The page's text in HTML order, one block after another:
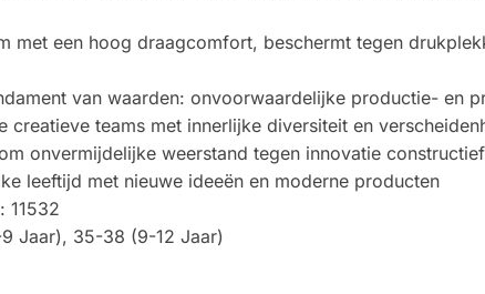
een hoog draagcomfort, beschermt tegen
van waarden: onvoorwaardelijke productie- en
teams met innerlijke diversiteit en
onvermijdelijke weerstand tegen innovatie
leeftijd met nieuwe ideeën en moderne producten
11532
Jaar), 35-38 (9-12 Jaar)